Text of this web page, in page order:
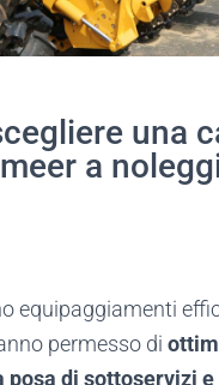
una
a
equipaggiamenti
permesso di
posa di sottoservizi